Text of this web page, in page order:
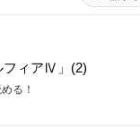
フィアⅣ」(2)
る！